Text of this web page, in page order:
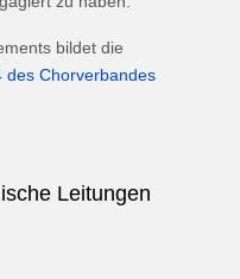
bildet die
des Chorverbandes
Leitungen